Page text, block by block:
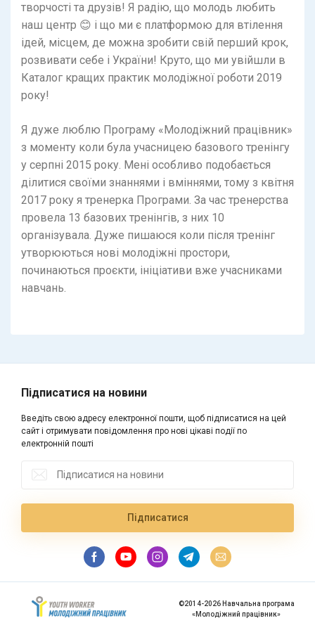
творчості та друзів! Я радію, що молодь любить
наш центр 😊 і що ми є платформою для втілення
ідей, місцем, де можна зробити свій перший крок,
розвивати себе і України! Круто, що ми увійшли в
Каталог кращих практик молодіжної роботи 2019
року!
Я дуже люблю Програму «Молодіжний працівник»
з моменту коли була учасницею базового тренінгу
у серпні 2015 року. Мені особливо подобається
ділитися своїми знаннями і вміннями, тому з квітня
2017 року я тренерка Програми. За час тренерства
провела 13 базових тренінгів, з них 10
організувала. Дуже пишаюся коли після тренінг
утворюються нові молодіжні простори,
починаються проєкти, ініціативи вже учасниками
навчань.
Підписатися на новини
Введіть свою адресу електронної пошти, щоб підписатися на цей
сайт і отримувати повідомлення про нові цікаві події по
електронній пошті
©2014-2026 Навчальна програма
«Молодіжний працівник»